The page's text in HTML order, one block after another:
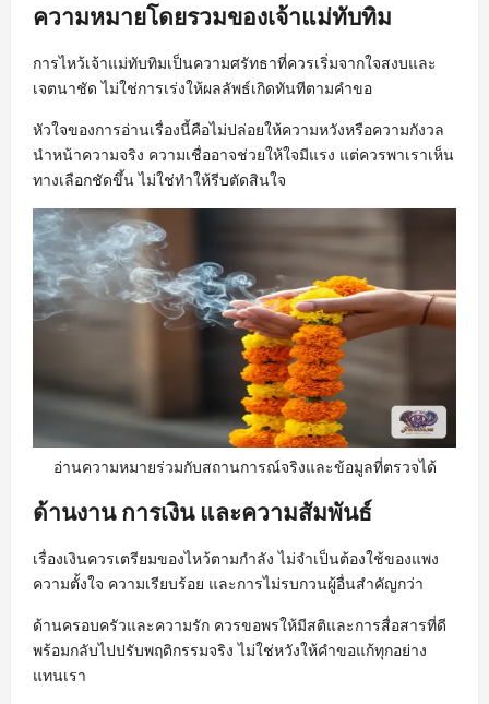
ความหมายโดยรวมของเจ้าแม่ทับทิม
การไหว้เจ้าแม่ทับทิมเป็นความศรัทธาที่ควรเริ่มจากใจสงบและ
เจตนาชัด ไม่ใช่การเร่งให้ผลลัพธ์เกิดทันทีตามคำขอ
หัวใจของการอ่านเรื่องนี้คือไม่ปล่อยให้ความหวังหรือความกังวล
นำหน้าความจริง ความเชื่ออาจช่วยให้ใจมีแรง แต่ควรพาเราเห็น
ทางเลือกชัดขึ้น ไม่ใช่ทำให้รีบตัดสินใจ
อ่านความหมายร่วมกับสถานการณ์จริงและข้อมูลที่ตรวจได้
ด้านงาน การเงิน และความสัมพันธ์
เรื่องเงินควรเตรียมของไหว้ตามกำลัง ไม่จำเป็นต้องใช้ของแพง
ความตั้งใจ ความเรียบร้อย และการไม่รบกวนผู้อื่นสำคัญกว่า
ด้านครอบครัวและความรัก ควรขอพรให้มีสติและการสื่อสารที่ดี
พร้อมกลับไปปรับพฤติกรรมจริง ไม่ใช่หวังให้คำขอแก้ทุกอย่าง
แทนเรา